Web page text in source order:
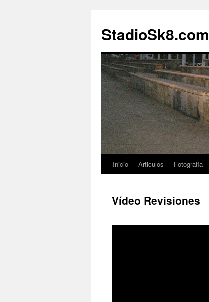
StadioSk8.com
contenido
Inicio Articulos Fotografia
Vídeo Revisiones